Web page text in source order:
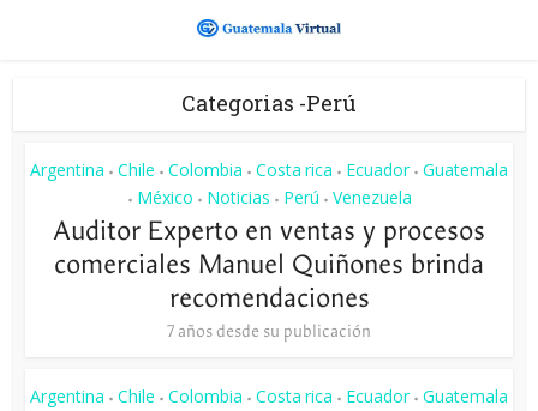
Categorias -Perú
Argentina • Chile • Colombia • Costa rica • Ecuador • Guatemala
• México • Noticias • Perú • Venezuela
Auditor Experto en ventas y procesos
comerciales Manuel Quiñones brinda
recomendaciones
7 años desde su publicación
Argentina • Chile • Colombia • Costa rica • Ecuador • Guatemala